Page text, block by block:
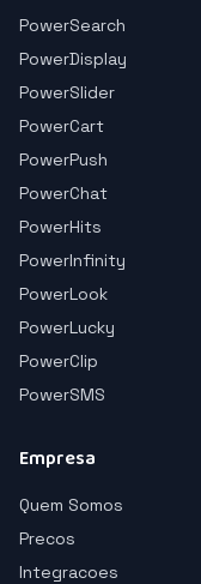
PowerSearch
PowerDisplay
PowerSlider
PowerCart
PowerPush
PowerChat
PowerHits
PowerInfinity
PowerLook
PowerLucky
PowerClip
PowerSMS
Empresa
Quem Somos
Precos
Integracoes